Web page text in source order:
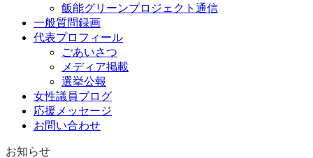
飯能グリーンプロジェクト通信
一般質問録画
代表プロフィール
ごあいさつ
メディア掲載
選挙公報
女性議員ブログ
応援メッセージ
お問い合わせ
お知らせ